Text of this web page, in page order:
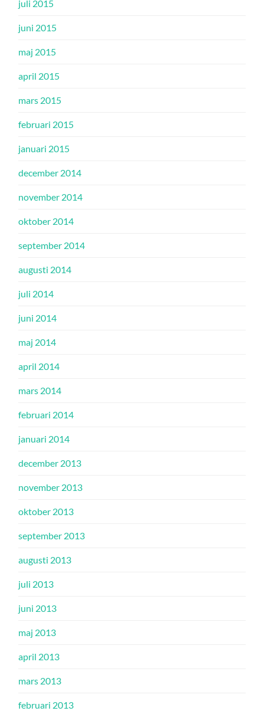
juli 2015
juni 2015
maj 2015
april 2015
mars 2015
februari 2015
januari 2015
december 2014
november 2014
oktober 2014
september 2014
augusti 2014
juli 2014
juni 2014
maj 2014
april 2014
mars 2014
februari 2014
januari 2014
december 2013
november 2013
oktober 2013
september 2013
augusti 2013
juli 2013
juni 2013
maj 2013
april 2013
mars 2013
februari 2013